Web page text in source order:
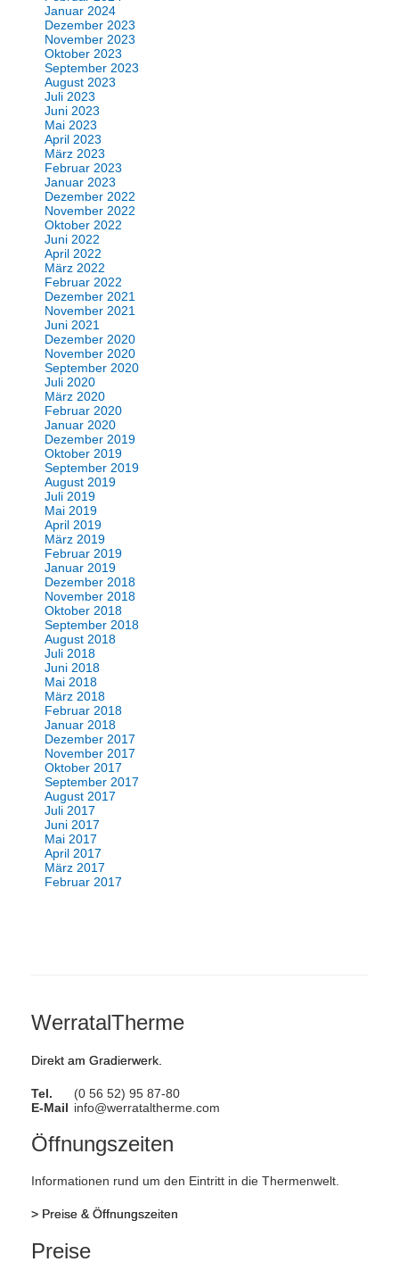
Januar 2024
Dezember 2023
November 2023
Oktober 2023
September 2023
August 2023
Juli 2023
Juni 2023
Mai 2023
April 2023
März 2023
Februar 2023
Januar 2023
Dezember 2022
November 2022
Oktober 2022
Juni 2022
April 2022
März 2022
Februar 2022
Dezember 2021
November 2021
Juni 2021
Dezember 2020
November 2020
September 2020
Juli 2020
März 2020
Februar 2020
Januar 2020
Dezember 2019
Oktober 2019
September 2019
August 2019
Juli 2019
Mai 2019
April 2019
März 2019
Februar 2019
Januar 2019
Dezember 2018
November 2018
Oktober 2018
September 2018
August 2018
Juli 2018
Juni 2018
Mai 2018
März 2018
Februar 2018
Januar 2018
Dezember 2017
November 2017
Oktober 2017
September 2017
August 2017
Juli 2017
Juni 2017
Mai 2017
April 2017
März 2017
Februar 2017
WerratalTherme
Direkt am Gradierwerk.
Tel.
(0 56 52) 95 87-80
E-Mail info@werrataltherme.com
Öffnungszeiten
Informationen rund um den Eintritt in die Thermenwelt.
> Preise & Öffnungszeiten
Preise